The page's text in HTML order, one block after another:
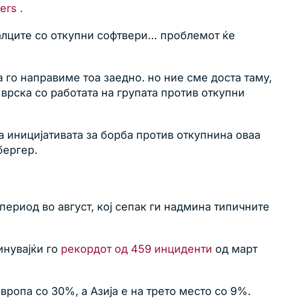
.
со откупни софтвери… проблемот ќе
направиме тоа заедно. но ние сме доста таму,
со работата на групата против откупни
за борба против откупнина оваа
во август, кој сепак ги надмина типичните
го рекордот од 459 инциденти од март
со 30%, а Азија е на трето место со 9%.